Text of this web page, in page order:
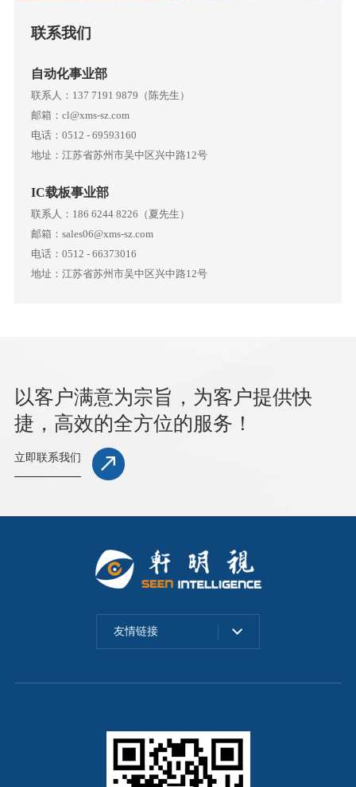
联系我们
自动化事业部
联系人：137 7191 9879（陈先生）
邮箱：cl@xms-sz.com
电话：0512 - 69593160
地址：江苏省苏州市吴中区兴中路12号
IC载板事业部
联系人：186 6244 8226（夏先生）
邮箱：sales06@xms-sz.com
电话：0512 - 66373016
地址：江苏省苏州市吴中区兴中路12号
以客户满意为宗旨，为客户提供快
捷，高效的全方位的服务！
立即联系我们
友情链接